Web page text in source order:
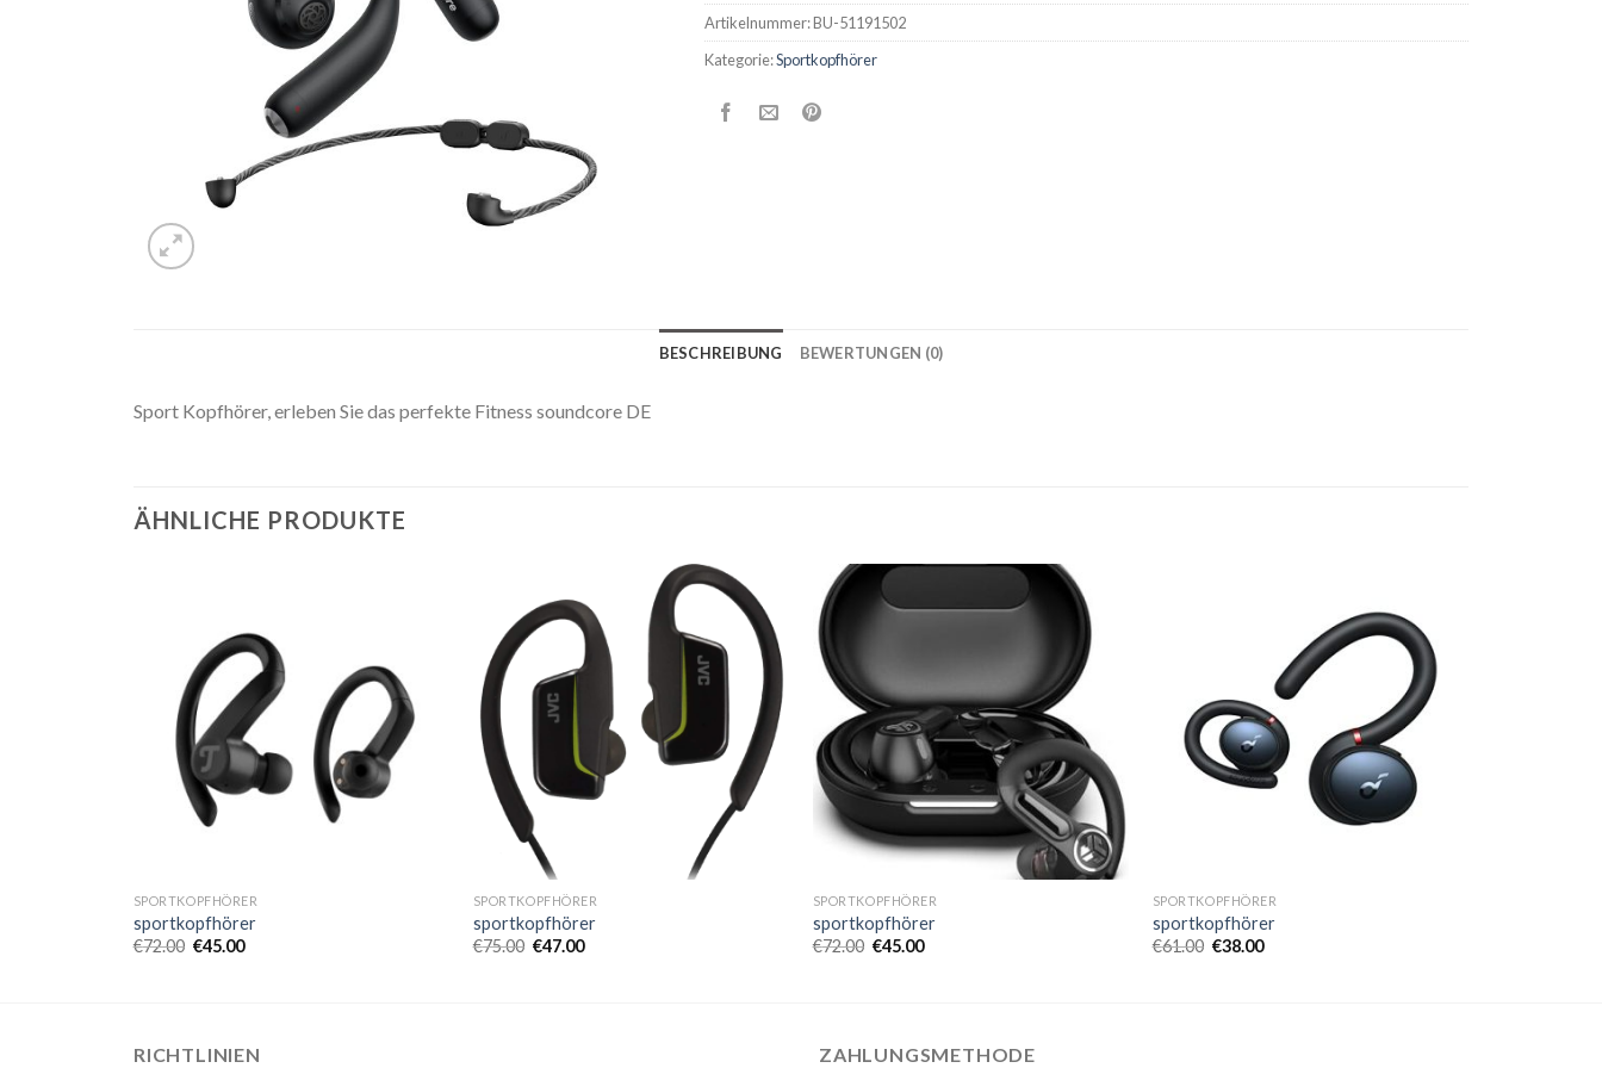
Artikelnummer:BU-51191502
Kategorie:Sportkopfhörer
BESCHREIBUNG BEWERTUNGEN (0)
Sport Kopfhörer, erleben Sie das perfekte Fitness soundcore DE
ÄHNLICHE PRODUKTE
SPORTKOPFHÖRER
sportkopfhörer
€72.00 €45.00
SPORTKOPFHÖRER
sportkopfhörer
€75.00 €47.00
SPORTKOPFHÖRER
sportkopfhörer
€72.00 €45.00
SPORTKOPFHÖRER
sportkopfhörer
€61.00 €38.00
RICHTLINIEN ZAHLUNGSMETHODE